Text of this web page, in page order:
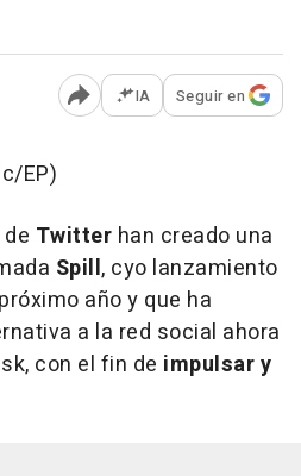
Abrir opciones para
IA Seguir en
EP)
Twitter han creado una
Spill, cyo lanzamiento
año y que ha
a la red social ahora
con el fin de impulsar y